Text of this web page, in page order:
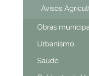
Avisos
Obras
Urbanismo
Saúde